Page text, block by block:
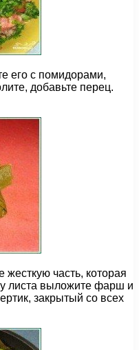
его с помидорами,
добавьте перец.
жесткую часть, которая
листа выложите фарш и
закрытый со всех